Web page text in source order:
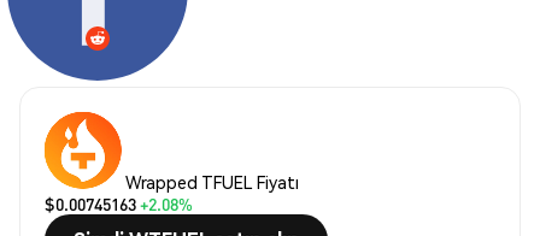
Wrapped TFUEL Fiyatı
$0.00745163+2.08%